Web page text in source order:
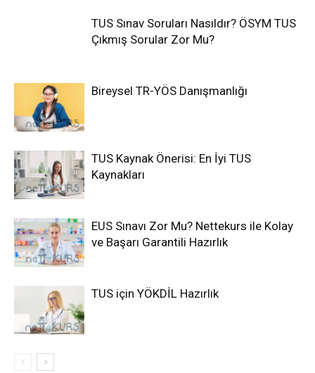
TUS Sınav Soruları Nasıldır? ÖSYM TUS
Çıkmış Sorular Zor Mu?
Bireysel TR-YÖS Danışmanlığı
TUS Kaynak Önerisi: En İyi TUS
Kaynakları
EUS Sınavı Zor Mu? Nettekurs ile Kolay
ve Başarı Garantili Hazırlık
TUS için YÖKDİL Hazırlık